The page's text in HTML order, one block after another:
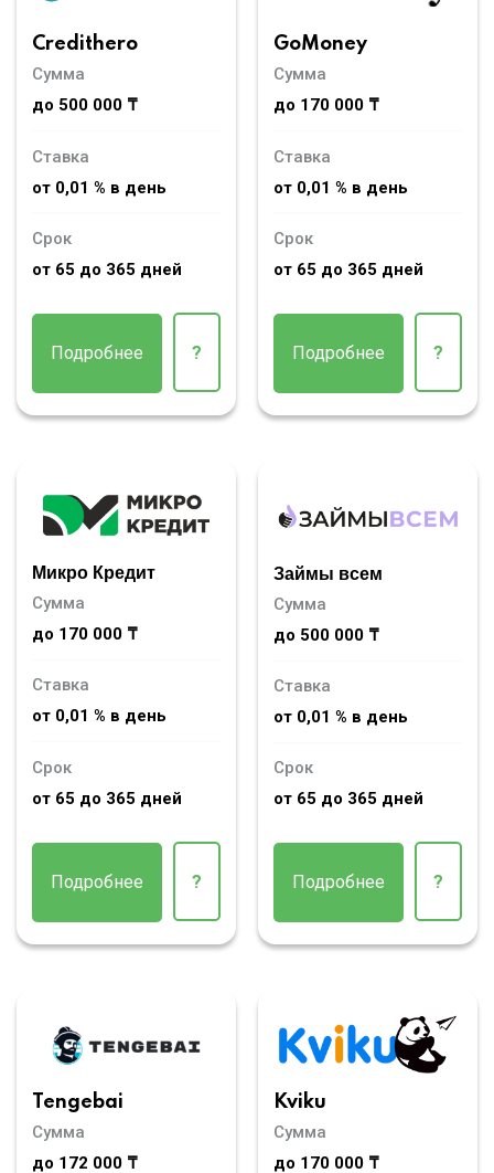
Credithero
Сумма
до 500 000 ₸
Ставка
от 0,01 % в день
Срок
от 65 до 365 дней
Подробнее ?
GoMoney
Сумма
до 170 000 ₸
Ставка
от 0,01 % в день
Срок
от 65 до 365 дней
Подробнее ?
Микро Кредит
Сумма
до 170 000 ₸
Ставка
от 0,01 % в день
Срок
от 65 до 365 дней
Подробнее ?
Займы всем
Сумма
до 500 000 ₸
Ставка
от 0,01 % в день
Срок
от 65 до 365 дней
Подробнее ?
Tengebai
Сумма
до 172 000 ₸
Kviku
Сумма
до 170 000 ₸